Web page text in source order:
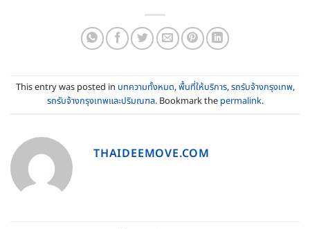
This entry was posted in บทความทั้งหมด,พื้นที่ให้บริการ,รถรับจ้างกรุงเทพ,
รถรับจ้างกรุงเทพและปริมณฑล. Bookmark the permalink.
THAIDEEMOVE.COM